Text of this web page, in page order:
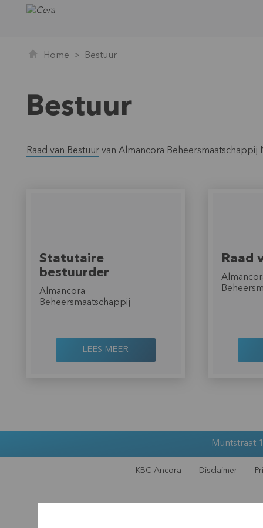
Home Bestuur
Bestuur
Raad van Bestuurvan Almancora Beheersmaatschappij
Statutaire
bestuurder
Almancora
Beheersmaatschappij
LEES MEER
Raad
Muntstraat
KBC Ancora Disclaimer